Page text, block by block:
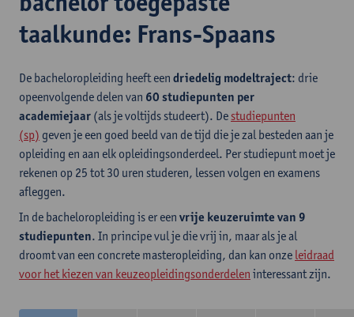
taalkunde: Frans-Spaans
De bacheloropleiding heeft een driedelig modeltraject: drie
opeenvolgende delen van 60 studiepunten per
academiejaar (als je voltijds studeert). De studiepunten
(sp) geven je een goed beeld van de tijd die je zal besteden aan je
opleiding en aan elk opleidingsonderdeel. Per studiepunt moet je
rekenen op 25 tot 30 uren studeren, lessen volgen en examens
afleggen.
In de bacheloropleiding is er een vrije keuzeruimte van 9
studiepunten. In principe vul je die vrij in, maar als je al
droomt van een concrete masteropleiding, dan kan onze leidraad
voor het kiezen van keuzeopleidingsonderdelen interessant zijn.